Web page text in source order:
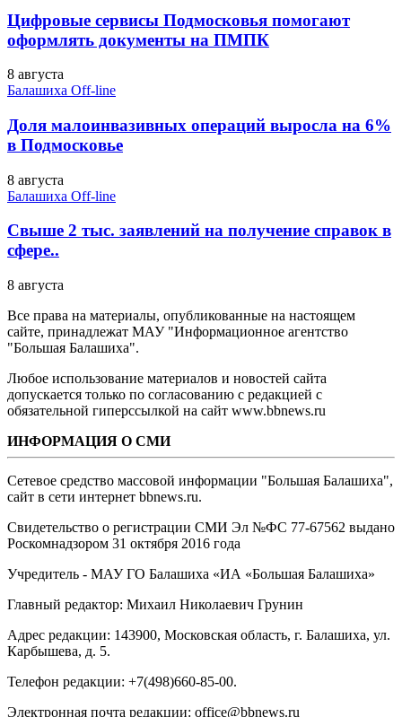
Цифровые сервисы Подмосковья помогают
оформлять документы на ПМПК
8 августа
Балашиха Off-line
Доля малоинвазивных операций выросла на 6%
в Подмосковье
8 августа
Балашиха Off-line
Свыше 2 тыс. заявлений на получение справок в
сфере..
8 августа
Все права на материалы, опубликованные на настоящем
сайте, принадлежат МАУ "Информационное агентство
"Большая Балашиха".
Любое использование материалов и новостей сайта
допускается только по согласованию с редакцией с
обязательной гиперссылкой на сайт www.bbnews.ru
ИНФОРМАЦИЯ О СМИ
Сетевое средство массовой информации "Большая Балашиха",
сайт в сети интернет bbnews.ru.
Свидетельство о регистрации СМИ Эл №ФС ‎77-67562 выдано
Роскомнадзором 31 октября 2016 года
Учредитель - МАУ ГО Балашиха «ИА «Большая Балашиха»
Главный редактор: Михаил Николаевич Грунин
Адрес редакции: 143900, Московская область, г. Балашиха, ул.
Карбышева, д. 5.
Телефон редакции: +7(498)660-85-00.
Электронная почта редакции: office@bbnews.ru